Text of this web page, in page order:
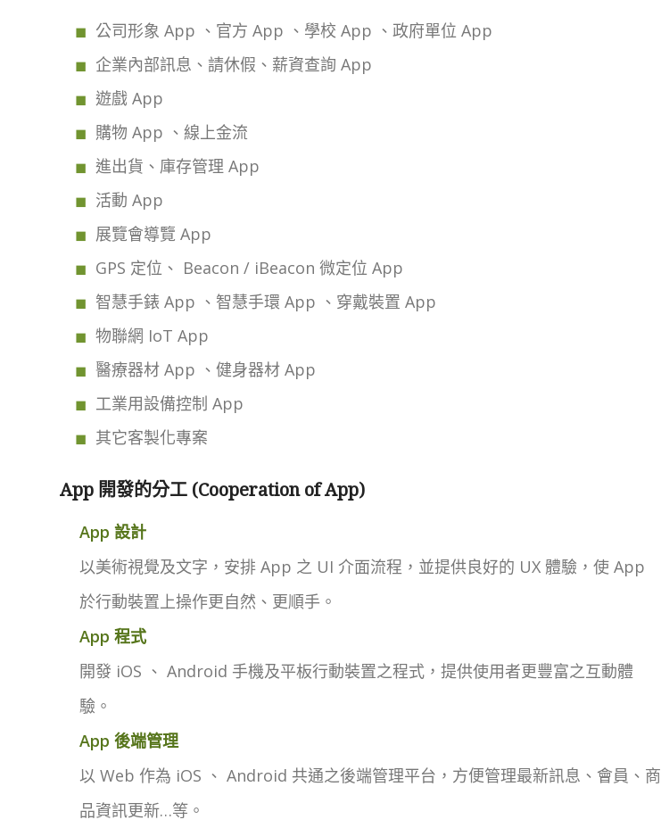
公司形象 App 、官方 App 、學校 App 、政府單位 App
企業內部訊息、請休假、薪資查詢 App
遊戲 App
購物 App 、線上金流
進出貨、庫存管理 App
活動 App
展覽會導覽 App
GPS 定位、 Beacon / iBeacon 微定位 App
智慧手錶 App 、智慧手環 App 、穿戴裝置 App
物聯網 IoT App
醫療器材 App 、健身器材 App
工業用設備控制 App
其它客製化專案
App 開發的分工 (Cooperation of App)
App 設計
以美術視覺及文字，安排 App 之 UI 介面流程，並提供良好的 UX 體驗，使 App
於行動裝置上操作更自然、更順手。
App 程式
開發 iOS 、 Android 手機及平板行動裝置之程式，提供使用者更豐富之互動體
驗。
App 後端管理
以 Web 作為 iOS 、 Android 共通之後端管理平台，方便管理最新訊息、會員、商
品資訊更新…等。